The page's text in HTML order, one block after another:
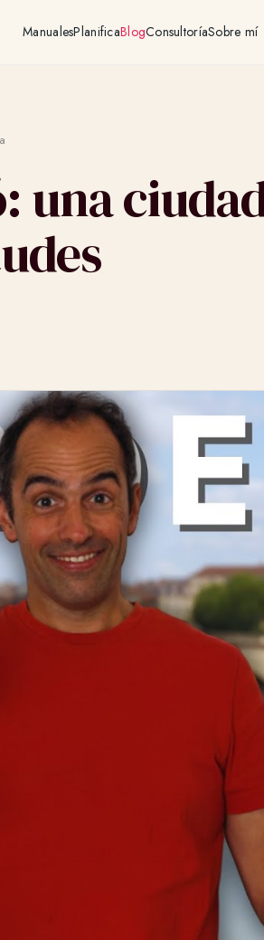
ManualesPlanificaBlogConsultoríaSobre mí
una